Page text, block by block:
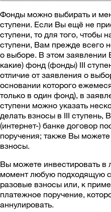
Фонды можно выбирать и
ступени. Если Вы ещё не
ступени, то для того, чтобы
ступени, Вам прежде всего
о выборе. В этом заявлении
какие) фонд (фонды) III
отличие от заявления о
основании которого
только в один фонд), в
ступени можно указать
делать взносы в III ступень,
(интернет-) банке договор
поручения; также Вы
взносы.
Вы можете инвестировать
момент любую подходящую
разовые взносы или, к
платежное поручение,
аннулировать.